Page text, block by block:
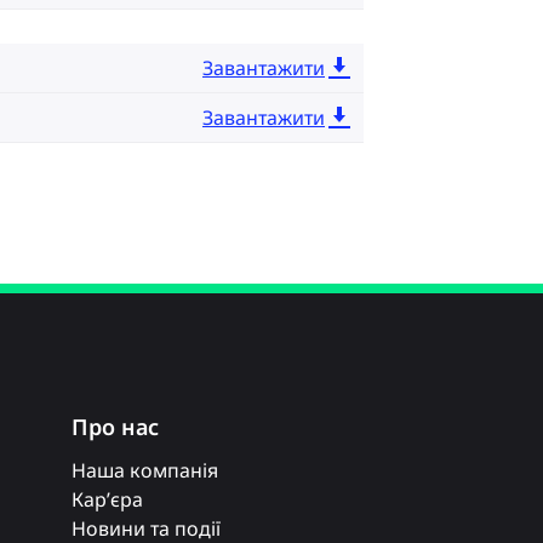
Завантажити
Завантажити
Про нас
Наша компанія
Кар’єра
Новини та події